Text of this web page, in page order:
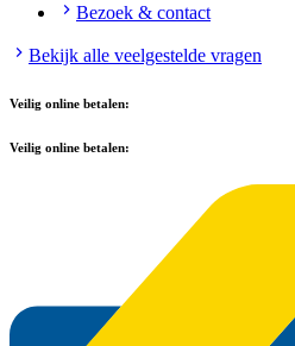
Bezoek & contact
Bekijk alle veelgestelde vragen
Veilig online betalen:
Veilig online betalen: